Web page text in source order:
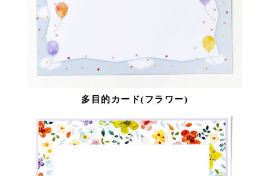
多目的カード(フラワー)